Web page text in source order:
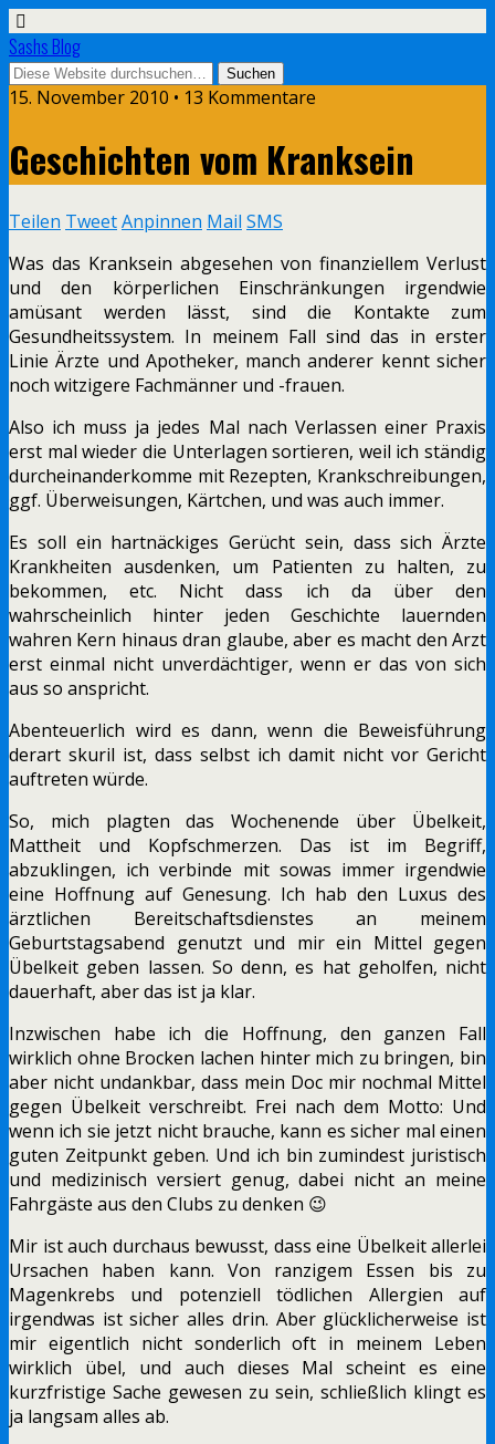
Sashs Blog
15. November 2010 • 13 Kommentare
Geschichten vom Kranksein
Teilen TweetAnpinnen Mail SMS
Was das Kranksein abgesehen von finanziellem Verlust
und den körperlichen Einschränkungen irgendwie
amüsant werden lässt, sind die Kontakte zum
Gesundheitssystem. In meinem Fall sind das in erster
Linie Ärzte und Apotheker, manch anderer kennt sicher
noch witzigere Fachmänner und -frauen.
Also ich muss ja jedes Mal nach Verlassen einer Praxis
erst mal wieder die Unterlagen sortieren, weil ich ständig
durcheinanderkomme mit Rezepten, Krankschreibungen,
ggf. Überweisungen, Kärtchen, und was auch immer.
Es soll ein hartnäckiges Gerücht sein, dass sich Ärzte
Krankheiten ausdenken, um Patienten zu halten, zu
bekommen, etc. Nicht dass ich da über den
wahrscheinlich hinter jeden Geschichte lauernden
wahren Kern hinaus dran glaube, aber es macht den Arzt
erst einmal nicht unverdächtiger, wenn er das von sich
aus so anspricht.
Abenteuerlich wird es dann, wenn die Beweisführung
derart skuril ist, dass selbst ich damit nicht vor Gericht
auftreten würde.
So, mich plagten das Wochenende über Übelkeit,
Mattheit und Kopfschmerzen. Das ist im Begriff,
abzuklingen, ich verbinde mit sowas immer irgendwie
eine Hoffnung auf Genesung. Ich hab den Luxus des
ärztlichen Bereitschaftsdienstes an meinem
Geburtstagsabend genutzt und mir ein Mittel gegen
Übelkeit geben lassen. So denn, es hat geholfen, nicht
dauerhaft, aber das ist ja klar.
Inzwischen habe ich die Hoffnung, den ganzen Fall
wirklich ohne Brocken lachen hinter mich zu bringen, bin
aber nicht undankbar, dass mein Doc mir nochmal Mittel
gegen Übelkeit verschreibt. Frei nach dem Motto: Und
wenn ich sie jetzt nicht brauche, kann es sicher mal einen
guten Zeitpunkt geben. Und ich bin zumindest juristisch
und medizinisch versiert genug, dabei nicht an meine
Fahrgäste aus den Clubs zu denken 😉
Mir ist auch durchaus bewusst, dass eine Übelkeit allerlei
Ursachen haben kann. Von ranzigem Essen bis zu
Magenkrebs und potenziell tödlichen Allergien auf
irgendwas ist sicher alles drin. Aber glücklicherweise ist
mir eigentlich nicht sonderlich oft in meinem Leben
wirklich übel, und auch dieses Mal scheint es eine
kurzfristige Sache gewesen zu sein, schließlich klingt es
ja langsam alles ab.